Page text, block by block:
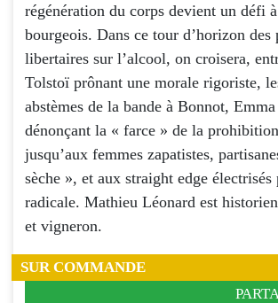
régénération du corps devient un défi
bourgeois. Dans ce tour d’horizon des
libertaires sur l’alcool, on croisera,
Tolstoï prônant une morale rigoriste,
abstèmes de la bande à Bonnot,
dénonçant la « farce » de la
jusqu’aux femmes zapatistes,
sèche », et aux straight edge électrisés
radicale. Mathieu Léonard est
et vigneron.
SUR COMMANDE